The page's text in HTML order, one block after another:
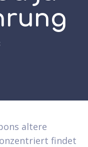
altere
findet